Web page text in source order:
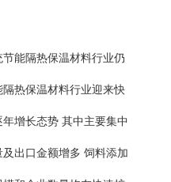
能隔热保温材料行业仍
热保温材料行业迎来快
增长态势 其中主要集中
出口金额增多 饲料添加